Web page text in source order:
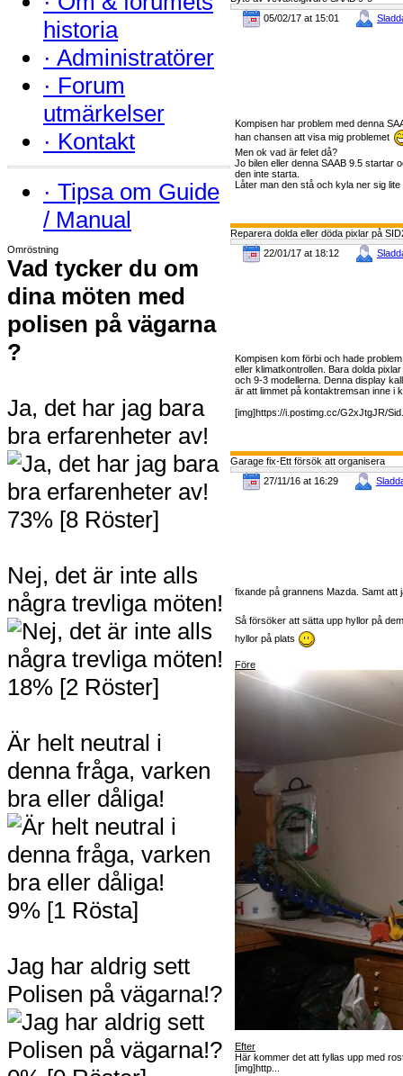
historia
· Administratörer
· Forum
utmärkelser
· Kontakt
· Tipsa om Guide
/ Manual
Omröstning
Vad tycker du om
dina möten med
polisen på vägarna
?
Ja, det har jag bara
bra erfarenheter av!
73% [8 Röster]
Nej, det är inte alls
några trevliga möten!
18% [2 Röster]
Är helt neutral i
denna fråga, varken
bra eller dåliga!
9% [1 Rösta]
Jag har aldrig sett
Polisen på vägarna!?
05/02/17 at 15:01
Kompisen har problem med denna
han chansen att visa mig problemet
Men ok vad är felet då?
Jo bilen eller denna SAAB 9.5 startar
den inte starta.
Låter man den stå och kyla ner sig
Reparera dolda eller döda pixlar på
22/01/17 at 18:12
Kompisen kom förbi och hade
eller klimatkontrollen. Bara dolda
och 9-3 modellerna. Denna display
är att limmet på kontaktremsan inne i
[img]https://i.postimg.cc/G2xJtgJR/
Garage fix-Ett försök att organisera
27/11/16 at 16:29
fixande på grannens Mazda. Samt
Så försöker att sätta upp hyllor på
hyllor på plats
Före
Efter
Här kommer det att fyllas upp med
[img]http...